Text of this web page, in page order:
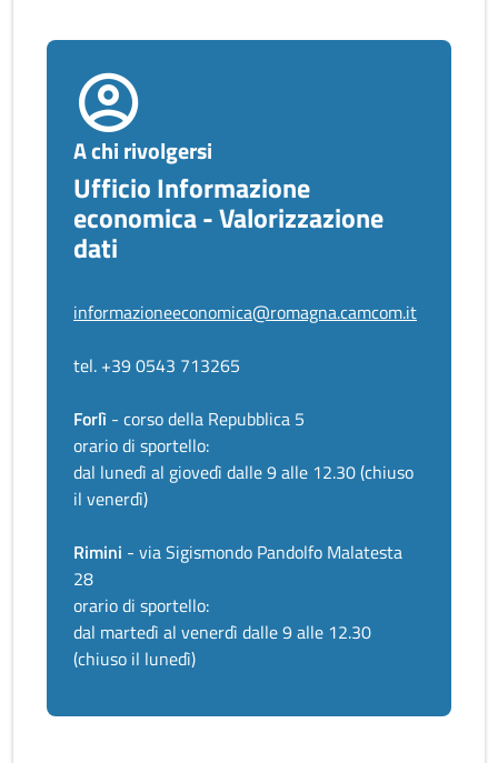
A chi rivolgersi
Ufficio Informazione
economica - Valorizzazione
dati
informazioneeconomica@romagna.camcom.it
tel. +39 0543 713265
Forlì - corso della Repubblica 5
orario di sportello:
dal lunedì al giovedì dalle 9 alle 12.30 (chiuso
il venerdì)
Rimini - via Sigismondo Pandolfo Malatesta
28
orario di sportello:
dal martedì al venerdì dalle 9 alle 12.30
(chiuso il lunedì)